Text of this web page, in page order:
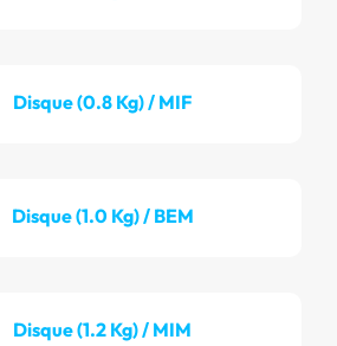
Disque (0.8 Kg) / MIF
Disque (1.0 Kg) / BEM
Disque (1.2 Kg) / MIM